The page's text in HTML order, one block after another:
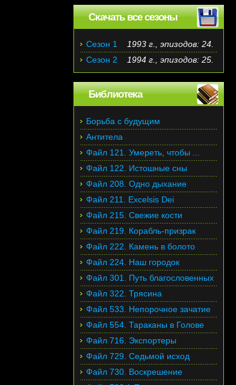
Скачать все сезоны
Сезон 1
1993 г., эпизодов: 24.
Сезон 2
1994 г., эпизодов: 25.
Библиотека
Борьба с будущим
Антитела
Файл 121. Умереть, чтобы ...
Файл 122. Истошные сны
Файл 208. Одно дыхание
Файл 211. Excelsis Dei
Файл 215. Свежие кости
Файл 219. Корабль-призрак
Файл 222. Камень в болото
Файл 224. Наш городок
Файл 301. Путь благословенных
Файл 322. Трясина
Файл 533. Непорочное зачатие
Файл 554. Тараканы в Голове
Файл 716. Экспортеры
Файл 729. Седьмой исход
Файл 730. Воскрешение